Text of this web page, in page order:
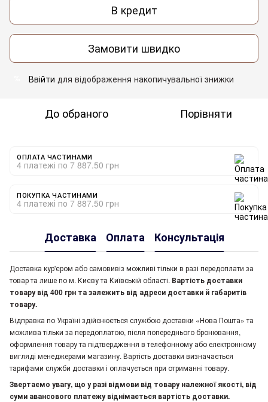
В кредит
Замовити швидко
Ввійти для відображення накопичувальної знижки
До обраного Порівняти
ОПЛАТА ЧАСТИНАМИ
4 платежі по 7 887.50 грн
ПОКУПКА ЧАСТИНАМИ
4 платежі по 7 887.50 грн
Доставка Оплата Консультація
Доставка кур'єром або самовивіз можливі тільки в разі передоплати за
товар та лише по м. Києву та Київській області. Вартість доставки
товару від 400 грн та залежить від адреси доставки й габаритів
товару.
Відправка по Україні здійснюється службою доставки «Нова Пошта» та
можлива тільки за передоплатою, після попереднього бронювання,
оформлення товару та підтвердження в телефонному або електронному
вигляді менеджерами магазину. Вартість доставки визначається
тарифами служби доставки і оплачується при отриманні товару.
Звертаємо увагу, що у разі відмови від товару належної якості, від
суми авансового платежу віднімається вартість доставки.